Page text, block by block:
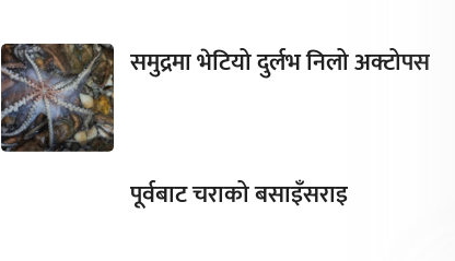
समुद्रमा भेटियो दुर्लभ निलो अक्टोपस
पूर्वबाट चराको बसाइँसराइ